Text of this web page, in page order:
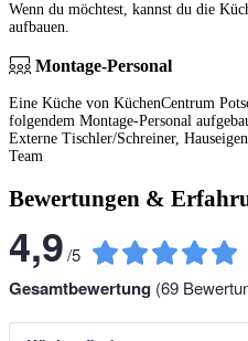
Wenn du möchtest, kannst du die
aufbauen.
Montage-Personal
Eine Küche von KüchenCentrum
folgendem Montage-Personal
Externe Tischler/Schreiner,
Team
Bewertungen &
4,9/5
Gesamtbewertung (69